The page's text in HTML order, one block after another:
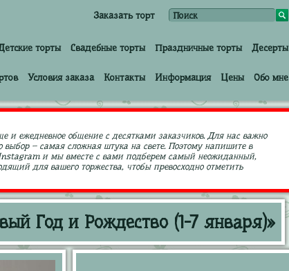
Заказать торт
торты Свадебные торты Праздничные торты Десерты
Условия заказа Контакты Информация Цены Обо мне
и ежедневное общение с десятками заказчиков. Для нас важно
– самая сложная штука на свете. Поэтому напишите в
Instagram и мы вместе с вами подберем самый неожиданный,
для вашего торжества, чтобы превосходно отметить
Год и Рождество (1-7 января)»